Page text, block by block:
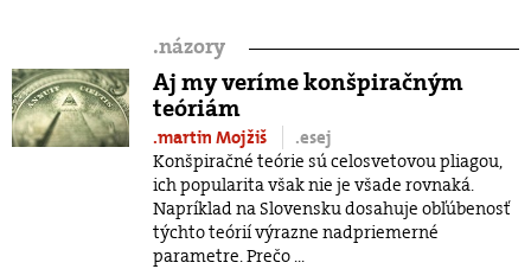
.názory
Aj my veríme konšpiračným
teóriám
.martin Mojžiš
.esej
Konšpiračné teórie sú celosvetovou pliagou,
ich popularita však nie je všade rovnaká.
Napríklad na Slovensku dosahuje obľúbenosť
týchto teórií výrazne nadpriemerné
parametre. Prečo ...